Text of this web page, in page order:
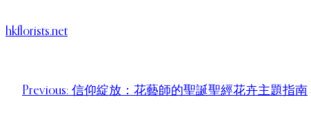
hkflorists.net
Previous: 信仰綻放：花藝師的聖誕聖經花卉主題指南